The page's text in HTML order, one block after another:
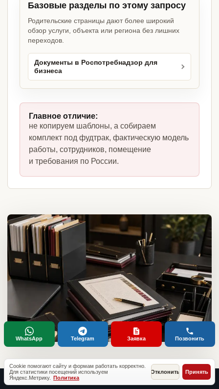
Базовые разделы по этому запросу
Родительские страницы дают более широкий
обзор услуги, объекта или региона без лишних
переходов.
Документы в Роспотребнадзор для
бизнеса
Главное отличие:
не копируем шаблоны, а собираем
комплект под фудтрак, фактическую модель
работы, сотрудников, помещение
и требования по России.
Cookie помогают сайту и формам работать корректно.
Для статистики посещений используем
Яндекс.Метрику. Политика
Отклонить Принять
WhatsApp Telegram Заявка Позвонить